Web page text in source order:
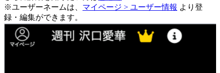
※ユーザーネームは、 マイページ > ユーザー情報 より登
録・編集ができます。